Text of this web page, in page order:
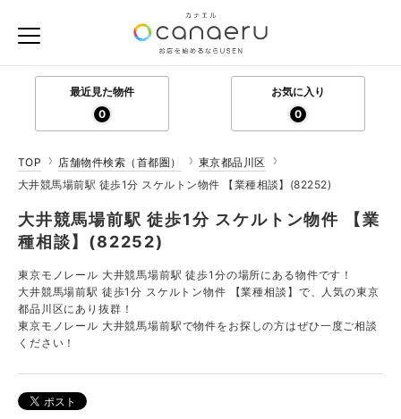
最近見た物件
0
お気に入り
0
TOP 店舗物件検索（首都圏）
東京都品川区
大井競馬場前駅 徒歩1分 スケルトン物件 【業種相談】(82252)
大井競馬場前駅 徒歩1分 スケルトン物件 【業
種相談】(82252)
東京モノレール 大井競馬場前駅 徒歩1分の場所にある物件です！
大井競馬場前駅 徒歩1分 スケルトン物件 【業種相談】で、人気の東京
都品川区にあり抜群！
東京モノレール 大井競馬場前駅で物件をお探しの方はぜひ一度ご相談
ください！